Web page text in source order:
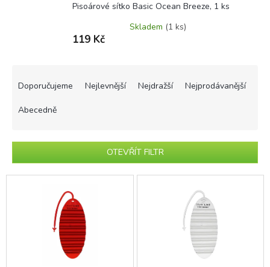
Pisoárové sítko Basic Ocean Breeze, 1 ks
Skladem (1 ks)
119 Kč
p
r
o
Doporučujeme Nejlevnější Nejdražší Nejprodávanější
Abecedně
OTEVŘÍT FILTR
V